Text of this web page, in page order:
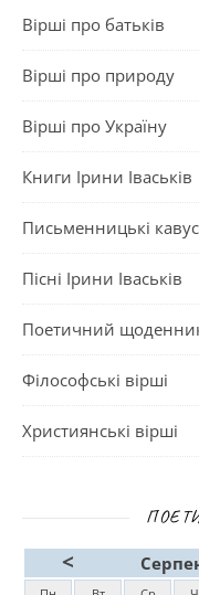
Вірші про батьків
Вірші про природу
Вірші про Україну
Книги Ірини Іваськів
Письменницькі
Пісні Ірини Іваськів
Поетичний
Філософські вірші
Християнські вірші
<